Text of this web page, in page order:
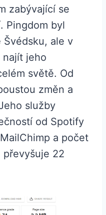
zabývající se
Pingdom byl
ale v
najít jeho
světě. Od
změn a
služby
od Spotify
a počet
22